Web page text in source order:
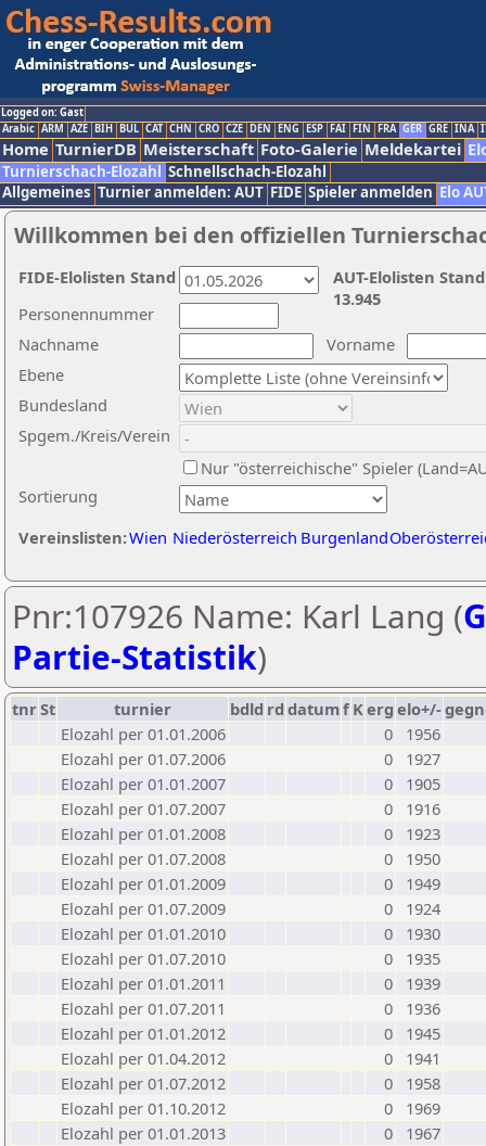
Logged on: Gast
Arabic ARM AZE BIH BUL CAT CHN CRO CZE DEN ENG ESP FAI FIN FRA GER GRE INA
Home TurnierDB Meisterschaft Foto-Galerie Meldekartei
Turnierschach-Elozahl Schnellschach-Elozahl
Allgemeines Turnier anmelden: AUT FIDE Spieler anmelden Elo
Willkommen bei den offiziellen
Nachname
Vorname
Ebene
Sortierung
Personennummer
Bundesland
Spgem./Kreis/Verein
Nur "österreichische" Spieler
Vereinslisten:Wien Niederösterreich Burgenland
AUT-Elolisten
13.945
FIDE-Elolisten Stand
Pnr:107926 Name: Karl Lang (
Partie-Statistik)
tnrSt turnier bdld rd datumf Kerg elo+/-
Elozahl per 01.01.2006
0
1956
Elozahl per 01.07.2006
0
1927
Elozahl per 01.01.2007
0
1905
Elozahl per 01.07.2007
0
1916
Elozahl per 01.01.2008
0
1923
Elozahl per 01.07.2008
0
1950
Elozahl per 01.01.2009
0
1949
Elozahl per 01.07.2009
0
1924
Elozahl per 01.01.2010
0
1930
Elozahl per 01.07.2010
0
1935
Elozahl per 01.01.2011
0
1939
Elozahl per 01.07.2011
0
1936
Elozahl per 01.01.2012
0
1945
Elozahl per 01.04.2012
0
1941
Elozahl per 01.07.2012
0
1958
Elozahl per 01.10.2012
0
1969
Elozahl per 01.01.2013
0
1967